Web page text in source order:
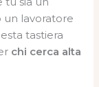
un lavoratore
tastiera
chi cerca alta